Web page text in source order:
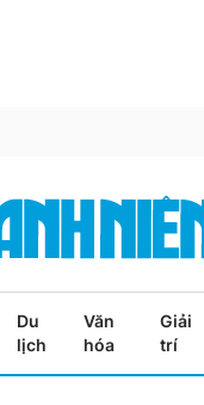
Du
lịch
Văn
hóa
Giải
trí